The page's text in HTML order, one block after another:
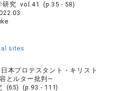
研究 vol.41 (p.35 - 58)
sites
本プロテスタント・キリスト
とルター批判―
(65) (p.93 - 111)